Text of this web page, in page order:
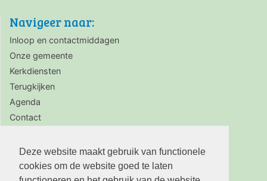
Deze website maakt gebruik van functionele
cookies om de website goed te laten
Navigeer naar:
Inloop en contactmiddagen
Onze gemeente
Kerkdiensten
Terugkijken
Agenda
Contact